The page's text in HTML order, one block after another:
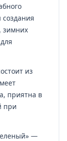
зимних
из
приятна в
при
—